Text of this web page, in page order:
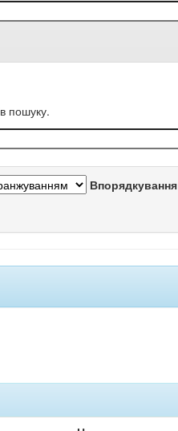
пошуку.
Впорядкування